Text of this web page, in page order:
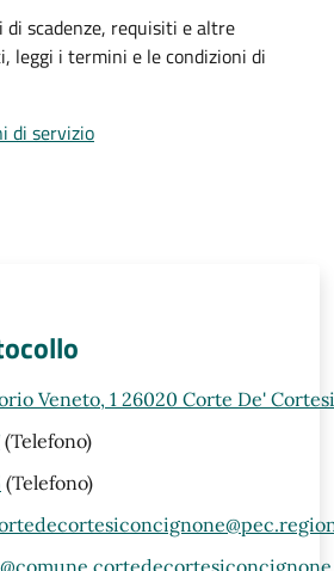
di scadenze, requisiti e altre
leggi i termini e le condizioni di
di servizio
Veneto, 1 26020 Corte De'
(Telefono)
(Telefono)